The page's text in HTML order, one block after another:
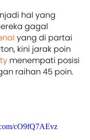
hal yang
gagal
yang di partai
kini jarak poin
menempati posisi
raihan 45 poin.
cO9fQ7AEvz